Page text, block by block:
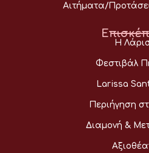
Αιτήματα/
Η
Φεστιβάλ
Larissa
Περιήγηση
Διαμονή &